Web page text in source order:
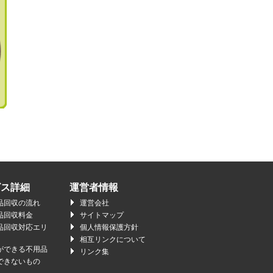
詳細
回収の流れ
回収料金
回収対応エリ
できる不用品
きないもの
運営者情報
運営会社
サイトマップ
個人情報保護方針
相互リンクについて
リンク集